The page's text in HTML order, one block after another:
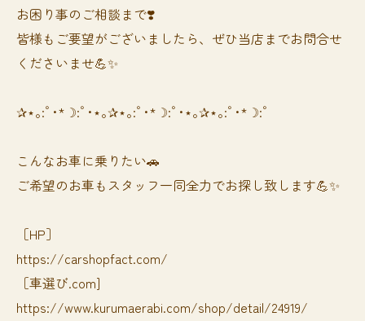
お困り事のご相談まで❣️
皆様もご要望がございましたら、ぜひ当店までお問合せ
くださいませ💪✨
✰⋆｡:ﾟ･*☽:ﾟ･⋆｡✰⋆｡:ﾟ･*☽:ﾟ･⋆｡✰⋆｡:ﾟ･*☽:ﾟ
⁡⁡⁡こんなお車に乗りたい🚗
ご希望のお車もスタッフ一同全力でお探し致します💪✨
［HP］
https://carshopfact.com/
［車選び.com]
https://www.kurumaerabi.com/shop/detail/24919/